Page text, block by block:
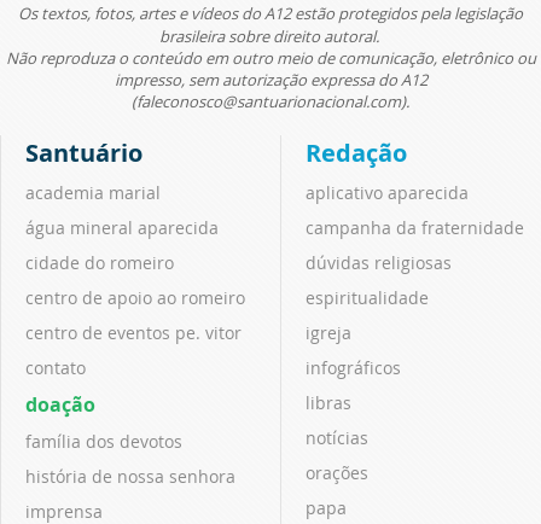
Os textos, fotos, artes e vídeos do A12 estão protegidos pela legislação
brasileira sobre direito autoral.
Não reproduza o conteúdo em outro meio de comunicação, eletrônico ou
impresso, sem autorização expressa do A12
(faleconosco@santuarionacional.com).
Santuário
academia marial
água mineral aparecida
cidade do romeiro
centro de apoio ao romeiro
centro de eventos pe. vitor
contato
doação
família dos devotos
história de nossa senhora
imprensa
Redação
aplicativo aparecida
campanha da fraternidade
dúvidas religiosas
espiritualidade
igreja
infográficos
libras
notícias
orações
papa